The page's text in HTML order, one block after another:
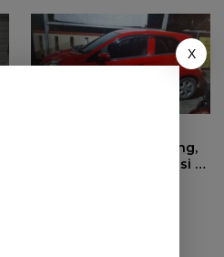
Orang Tua di Sumedang,
Pelaku Ditangkap Polisi di
X